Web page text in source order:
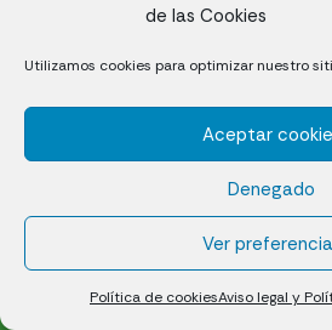
de las Cookies
Utilizamos cookies para optimizar nuestro
Aceptar
Denegado
Ver
Política de cookiesAviso legal y
Cáceres
Césped natural en
Política de cookies
Aviso legal y Política de
¿Quiénes
Contacto